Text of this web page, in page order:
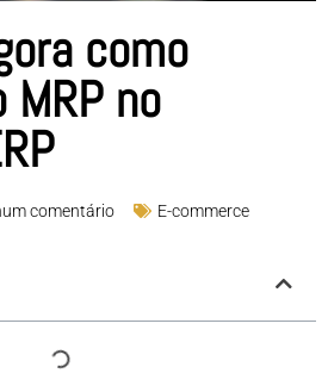
como
no
comentário E-commerce